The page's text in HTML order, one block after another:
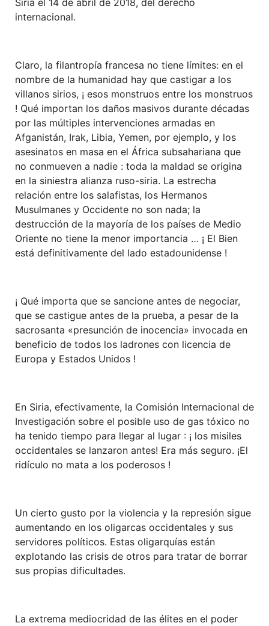
internacional.
Claro, la filantropía francesa no tiene límites: en el
nombre de la humanidad hay que castigar a los
villanos sirios, ¡ esos monstruos entre los monstruos
! Qué importan los daños masivos durante décadas
por las múltiples intervenciones armadas en
Afganistán, Irak, Libia, Yemen, por ejemplo, y los
asesinatos en masa en el África subsahariana que
no conmueven a nadie : toda la maldad se origina
en la siniestra alianza ruso-siria. La estrecha
relación entre los salafistas, los Hermanos
Musulmanes y Occidente no son nada; la
destrucción de la mayoría de los países de Medio
Oriente no tiene la menor importancia … ¡ El Bien
está definitivamente del lado estadounidense !
¡ Qué importa que se sancione antes de negociar,
que se castigue antes de la prueba, a pesar de la
sacrosanta «presunción de inocencia» invocada en
beneficio de todos los ladrones con licencia de
Europa y Estados Unidos !
En Siria, efectivamente, la Comisión Internacional de
Investigación sobre el posible uso de gas tóxico no
ha tenido tiempo para llegar al lugar : ¡ los misiles
occidentales se lanzaron antes! Era más seguro. ¡El
ridículo no mata a los poderosos !
Un cierto gusto por la violencia y la represión sigue
aumentando en los oligarcas occidentales y sus
servidores políticos. Estas oligarquías están
explotando las crisis de otros para tratar de borrar
sus propias dificultades.
La extrema mediocridad de las élites en el poder